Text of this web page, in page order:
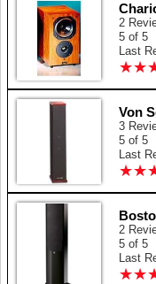
2
5 of 5
Last
★★
★★
Von
3
5 of 5
Last
★★
★★
2
5 of 5
Last
★★
★★